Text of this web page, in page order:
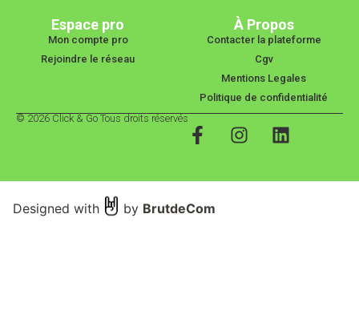
Espace pro
Mon compte pro
Rejoindre le réseau
À Propos
Contacter la plateforme
Cgv
Mentions Legales
Politique de confidentialité
© 2026 Click & Go Tous droits réservés
Designed with by BrutdeCom